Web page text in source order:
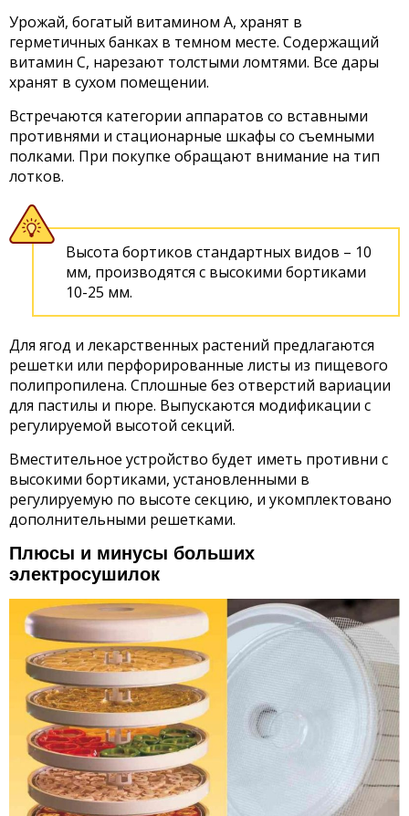
Урожай, богатый витамином А, хранят в
герметичных банках в темном месте. Содержащий
витамин С, нарезают толстыми ломтями. Все дары
хранят в сухом помещении.
Встречаются категории аппаратов со вставными
противнями и стационарные шкафы со съемными
полками. При покупке обращают внимание на тип
лотков.
Высота бортиков стандартных видов – 10
мм, производятся с высокими бортиками
10-25 мм.
Для ягод и лекарственных растений предлагаются
решетки или перфорированные листы из пищевого
полипропилена. Сплошные без отверстий вариации
для пастилы и пюре. Выпускаются модификации с
регулируемой высотой секций.
Вместительное устройство будет иметь противни с
высокими бортиками, установленными в
регулируемую по высоте секцию, и укомплектовано
дополнительными решетками.
Плюсы и минусы больших
электросушилок